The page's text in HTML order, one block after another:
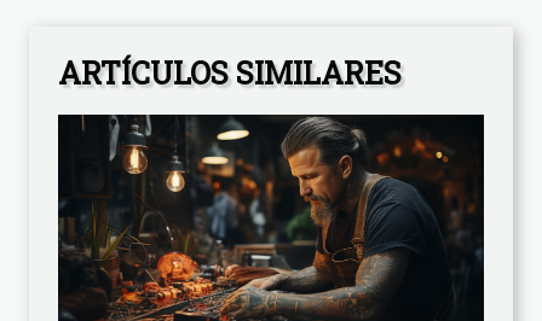
ARTÍCULOS SIMILARES